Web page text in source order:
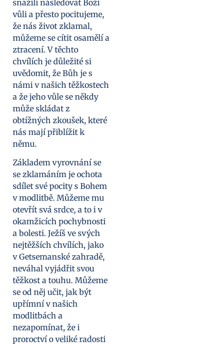
snažili následovat Boží
vůli a přesto pocitujeme,
že nás život zklamal,
můžeme se cítit osamělí a
ztracení. V těchto
chvílích je důležité si
uvědomit, že Bůh je s
námi v našich těžkostech
a že jeho vůle se někdy
může skládat z
obtížných zkoušek, které
nás mají přiblížit k
němu.
Základem vyrovnání se
se zklamáním je ochota
sdílet své pocity s Bohem
v modlitbě. Můžeme mu
otevřít svá srdce, a to i v
okamžicích pochybnosti
a bolesti. Ježíš ve svých
nejtěžších chvílích, jako
v Getsemanské zahradě,
neváhal vyjádřit svou
těžkost a touhu. Můžeme
se od něj učit, jak být
upřímní v našich
modlitbách a
nezapomínat, že i
proroctví o veliké radosti